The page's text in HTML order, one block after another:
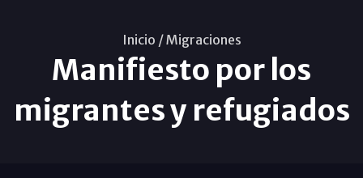
Inicio /Migraciones
Manifiesto por los
migrantes y refugiados